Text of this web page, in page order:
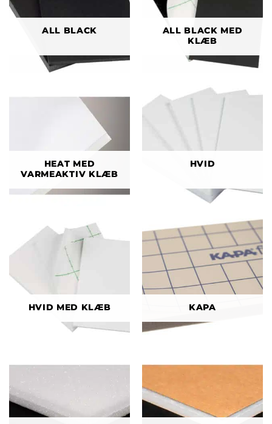
ALL BLACK
ALL BLACK MED
KLÆB
HEAT MED
VARMEAKTIV KLÆB
HVID
HVID MED KLÆB KAPA